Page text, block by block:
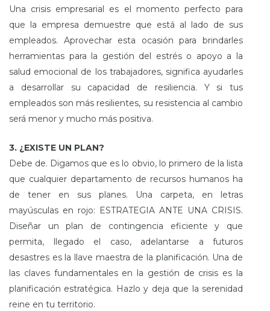
Una crisis empresarial es el momento perfecto para
que la empresa demuestre que está al lado de sus
empleados. Aprovechar esta ocasión para brindarles
herramientas para la gestión del estrés o apoyo a la
salud emocional de los trabajadores, significa ayudarles
a desarrollar su capacidad de resiliencia. Y si tus
empleados son más resilientes, su resistencia al cambio
será menor y mucho más positiva.
3. ¿EXISTE UN PLAN?
Debe de. Digamos que es lo obvio, lo primero de la lista
que cualquier departamento de recursos humanos ha
de tener en sus planes. Una carpeta, en letras
mayúsculas en rojo: ESTRATEGIA ANTE UNA CRISIS.
Diseñar un plan de contingencia eficiente y que
permita, llegado el caso, adelantarse a futuros
desastres es la llave maestra de la planificación. Una de
las claves fundamentales en la gestión de crisis es la
planificación estratégica. Hazlo y deja que la serenidad
reine en tu territorio.